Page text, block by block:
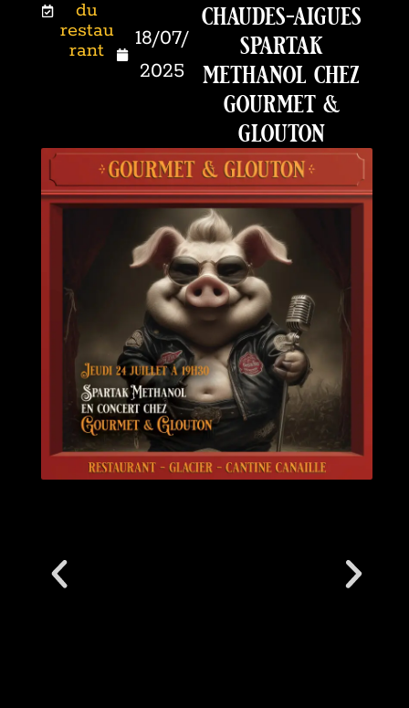
du
restau
rant
18/07/
2025
chaudes-aigues
spartak
methanol chez
gourmet &
glouton